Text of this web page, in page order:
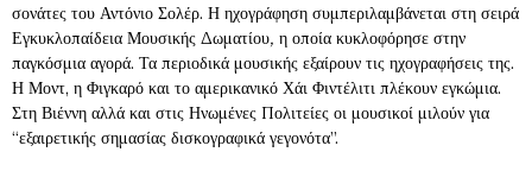
σονάτες του Αντόνιο Σολέρ. Η ηχογράφηση συμπεριλαμβάνεται στη σειρά
Εγκυκλοπαίδεια Μουσικής Δωματίου, η οποία κυκλοφόρησε στην
παγκόσμια αγορά. Τα περιοδικά μουσικής εξαίρουν τις ηχογραφήσεις της.
Η Μοντ, η Φιγκαρό και το αμερικανικό Χάι Φιντέλιτι πλέκουν εγκώμια.
Στη Βιέννη αλλά και στις Ηνωμένες Πολιτείες οι μουσικοί μιλούν για
“εξαιρετικής σημασίας δισκογραφικά γεγονότα”.